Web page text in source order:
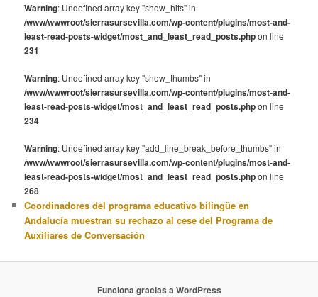
Warning: Undefined array key "show_hits" in
/www/wwwroot/sierrasursevilla.com/wp-content/plugins/most-and-
least-read-posts-widget/most_and_least_read_posts.phpon line
231
Warning: Undefined array key "show_thumbs" in
/www/wwwroot/sierrasursevilla.com/wp-content/plugins/most-and-
least-read-posts-widget/most_and_least_read_posts.phpon line
234
Warning: Undefined array key "add_line_break_before_thumbs" in
/www/wwwroot/sierrasursevilla.com/wp-content/plugins/most-and-
least-read-posts-widget/most_and_least_read_posts.phpon line
268
Coordinadores del programa educativo bilingüe en
Andalucía muestran su rechazo al cese del Programa de
Auxiliares de Conversación
Funciona gracias a WordPress